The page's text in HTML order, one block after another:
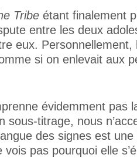
Tribe étant finalement
entre les deux
eux. Personnellement,
si on enlevait aux
évidemment pas
titrage, nous
des signes est une
pas pourquoi elle